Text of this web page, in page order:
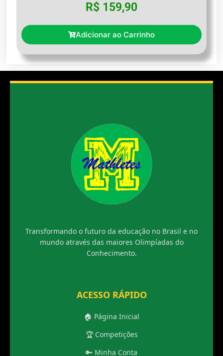
R$ 159,90
Adicionar ao Carrinho
Transformando o futuro da educação no Brasil e no
mundo através das maiores Olimpíadas do
Conhecimento.
ACESSO RÁPIDO
🏠 Página Inicial
🏆 Competições
🔑 Minha Conta